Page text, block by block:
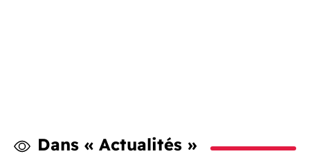
Dans « Actualités »